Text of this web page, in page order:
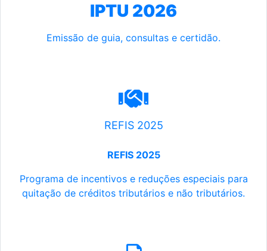
IPTU 2026
Emissão de guia, consultas e certidão.
REFIS 2025
REFIS 2025
Programa de incentivos e reduções especiais para
quitação de créditos tributários e não tributários.